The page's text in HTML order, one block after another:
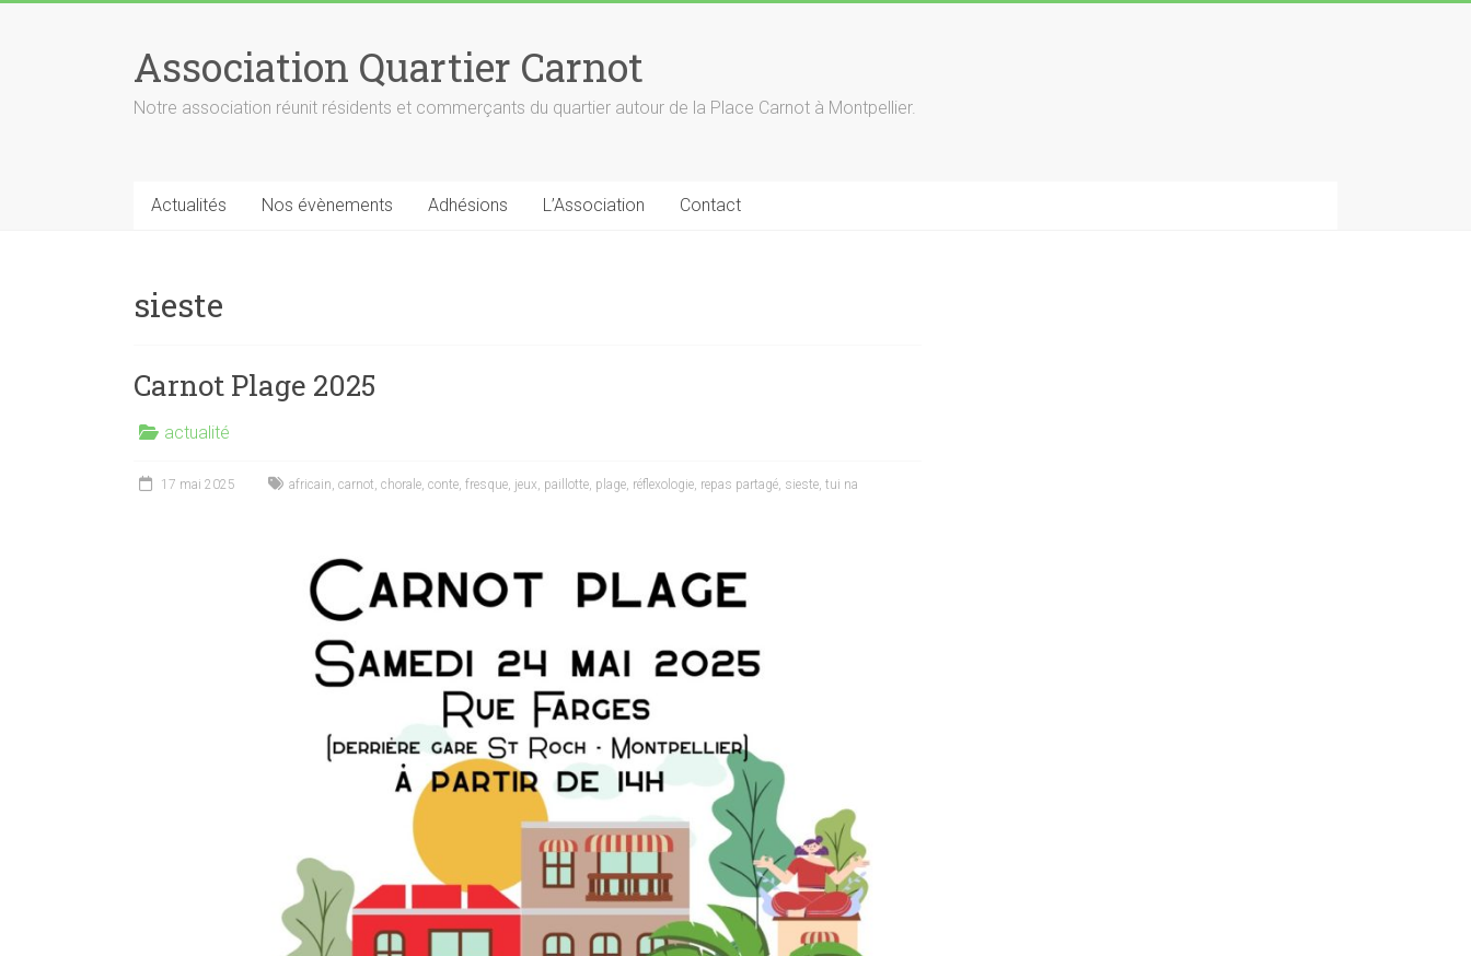
Association Quartier Carnot
Notre association réunit résidents et commerçants du quartier autour de la Place Carnot à Montpellier.
Actualités Nos évènements Adhésions L’Association Contact
sieste
Carnot Plage 2025
actualité
17 mai 2025 africain, carnot, chorale, conte, fresque, jeux, paillotte, plage, réflexologie, repas partagé, sieste, tui na